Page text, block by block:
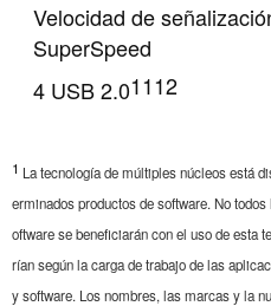
Velocidad de
SuperSpeed
4 USB 2.01112
1 La tecnología de múltiples núcleos está
erminados productos de software. No
oftware se beneficiarán con el uso de esta
rían según la carga de trabajo de las
y software. Los nombres, las marcas y la